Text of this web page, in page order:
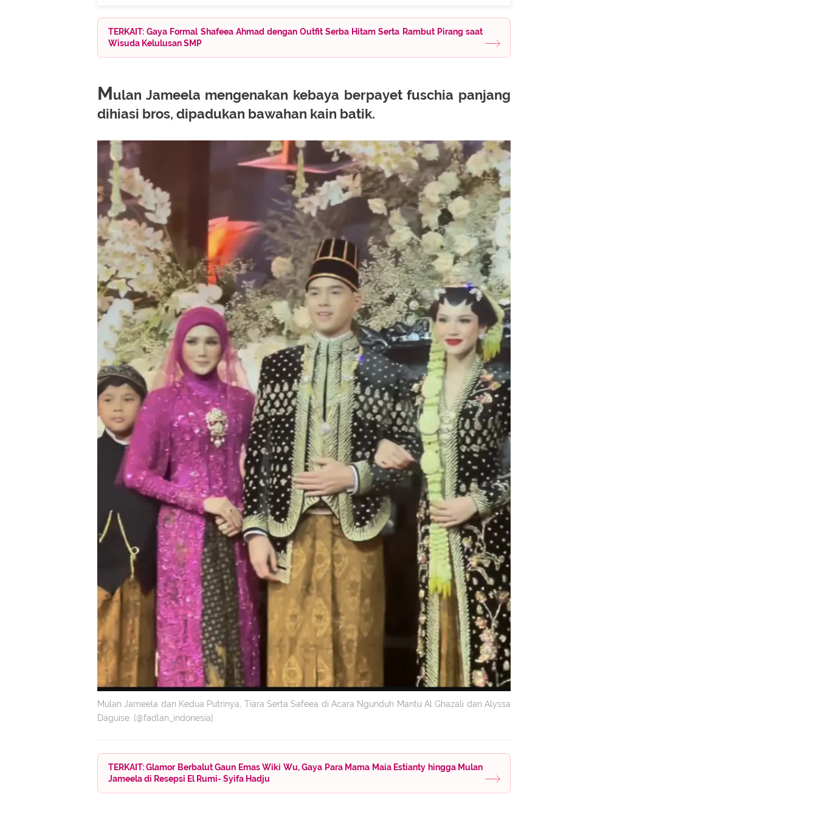
TERKAIT: Gaya Formal Shafeea Ahmad dengan Outfit Serba Hitam Serta Rambut Pirang saat
Wisuda Kelulusan SMP
Mulan Jameela mengenakan kebaya berpayet fuschia panjang
dihiasi bros, dipadukan bawahan kain batik.
Mulan Jameela dan Kedua Putrinya, Tiara Serta Safeea di Acara Ngunduh Mantu Al Ghazali dan Alyssa
Daguise. [@fadlan_indonesia]
TERKAIT: Glamor Berbalut Gaun Emas Wiki Wu, Gaya Para Mama Maia Estianty hingga Mulan
Jameela di Resepsi El Rumi- Syifa Hadju